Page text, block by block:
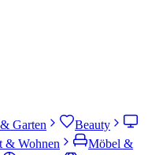
Garten
Beauty
& Wohnen
Möbel &